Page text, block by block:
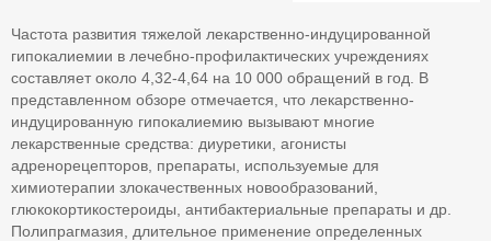
Частота развития тяжелой лекарственно-индуцированной
гипокалиемии в лечебно-профилактических учреждениях
составляет около 4,32-4,64 на 10 000 обращений в год. В
представленном обзоре отмечается, что лекарственно-
индуцированную гипокалиемию вызывают многие
лекарственные средства: диуретики, агонисты
адренорецепторов, препараты, используемые для
химиотерапии злокачественных новообразований,
глюкокортикостероиды, антибактериальные препараты и др.
Полипрагмазия, длительное применение определенных